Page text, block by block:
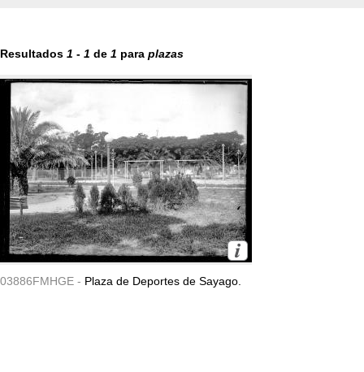
Resultados 1 - 1 de 1 para plazas
03886FMHGE - Plaza de Deportes de Sayago.